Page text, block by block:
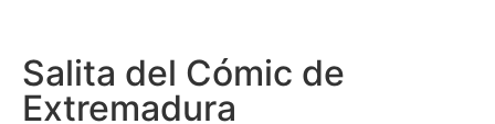
Salita del Cómic de
Extremadura